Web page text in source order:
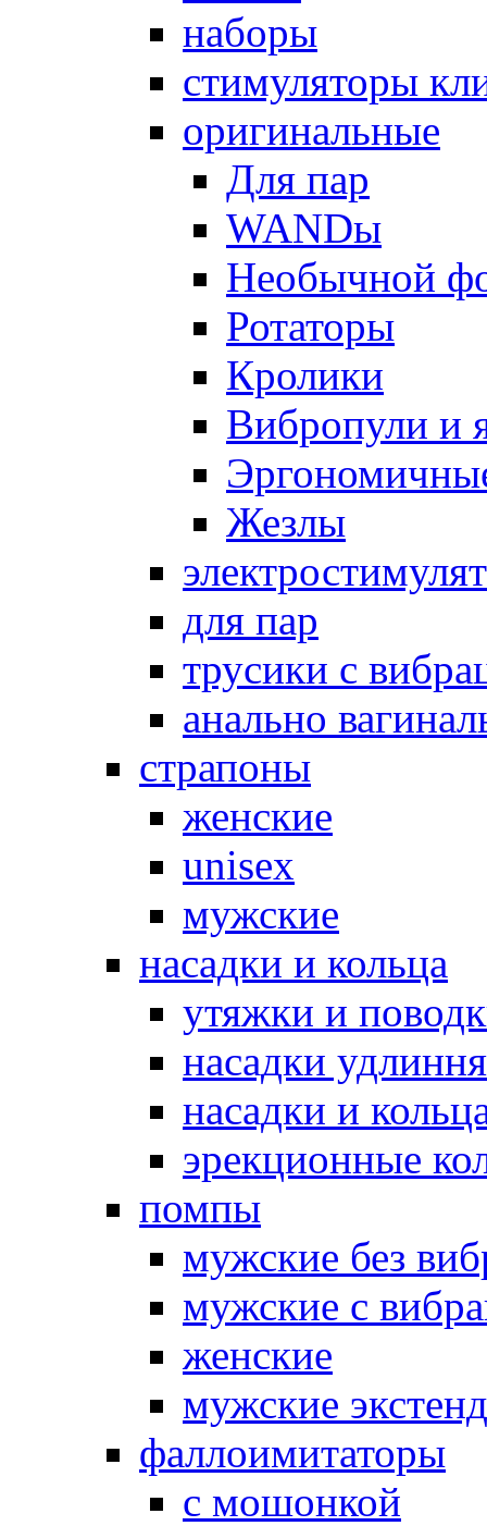
наборы
стимуляторы
оригинальные
Для пар
WANDы
Необычной
Ротаторы
Кролики
Вибропули и
Жезлы
для пар
трусики с
анально
страпоны
женские
unisex
мужские
насадки и кольца
утяжки и
насадки
насадки и
эрекционные
помпы
мужские без
мужские с
женские
мужские
фаллоимитаторы
с мошонкой